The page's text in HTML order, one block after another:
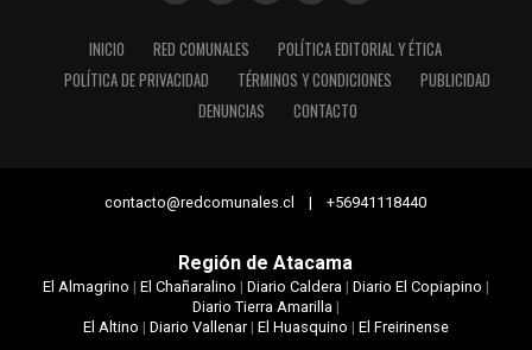
INICIO RED COMUNALES
POLÍTICA EDITORIAL Y ÉTICA
POLÍTICA DE PRIVACIDAD
TÉRMINOS Y CONDICIONES
PUBLICIDAD
DENUNCIAS
CONTACTO
contacto@redcomunales.cl | +56941118440
Región de Atacama
El Almagrino | El Chañaralino | Diario Caldera| Diario El Copiapino |
Diario Tierra Amarilla|
El Altino | Diario Vallenar| El Huasquino | El Freirinense